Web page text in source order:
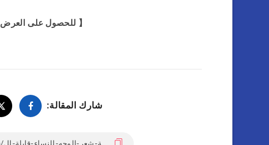
【 للحصول على العرض
شارك المقالة: